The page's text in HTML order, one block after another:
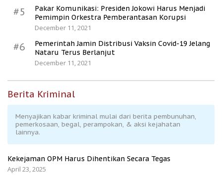
#5
Pakar Komunikasi: Presiden Jokowi Harus Menjadi
Pemimpin Orkestra Pemberantasan Korupsi
December 11, 2021
#6
Pemerintah Jamin Distribusi Vaksin Covid-19 Jelang
Nataru Terus Berlanjut
December 11, 2021
Berita Kriminal
Menyajikan kabar kriminal mulai dari berita pembunuhan,
pemerkosaan, begal, perampokan, & aksi kejahatan
lainnya.
Kekejaman OPM Harus Dihentikan Secara Tegas
April 23, 2025